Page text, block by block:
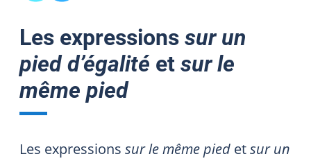
Les expressions sur un
pied d’égalité et sur le
même pied
Les expressions sur le même pied etsur un